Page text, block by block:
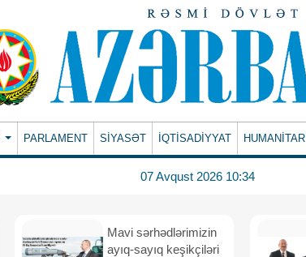
PARLAMENT SİYASƏT İQTİSADİYYAT HUMANITAR
07 Avqust 2026 10:34
Mavi sərhədlərimizin
ayıq-sayıq keşikçiləri